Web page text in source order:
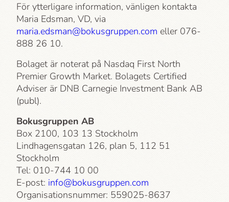
För ytterligare information, vänligen kontakta
Maria Edsman, VD, via
maria.edsman@bokusgruppen.com eller 076-
888 26 10.
Bolaget är noterat på Nasdaq First North
Premier Growth Market. Bolagets Certified
Adviser är DNB Carnegie Investment Bank AB
(publ).
Bokusgruppen AB
Box 2100, 103 13 Stockholm
Lindhagensgatan 126, plan 5, 112 51
Stockholm
Tel: 010-744 10 00
E-post: info@bokusgruppen.com
Organisationsnummer: 559025-8637